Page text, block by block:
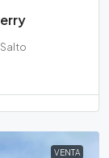
VENTA